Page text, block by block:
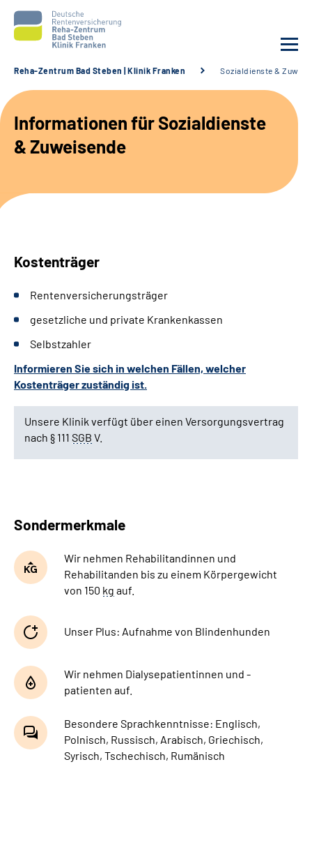
Unsere Klinik
Unsere Angebote
Leichte Sprache
Reha-Zentrum Bad Steben | Klinik Franken Sozialdienste &
Informationen für Sozialdienste
& Zuweisende
Kostenträger
Rentenversicherungsträger
gesetzliche und private Krankenkassen
Selbstzahler
Informieren Sie sich in welchen Fällen, welcher
Kostenträger zuständig ist.
Unsere Klinik verfügt über einen Versorgungsvertrag
nach § 111 SGB V.
Sondermerkmale
Wir nehmen Rehabilitandinnen und
Rehabilitanden bis zu einem Körpergewicht
von 150 kg auf.
Unser Plus: Aufnahme von Blindenhunden
Wir nehmen Dialysepatientinnen und -
patienten auf.
Besondere Sprachkenntnisse: Englisch,
Polnisch, Russisch, Arabisch, Griechisch,
Syrisch, Tschechisch, Rumänisch